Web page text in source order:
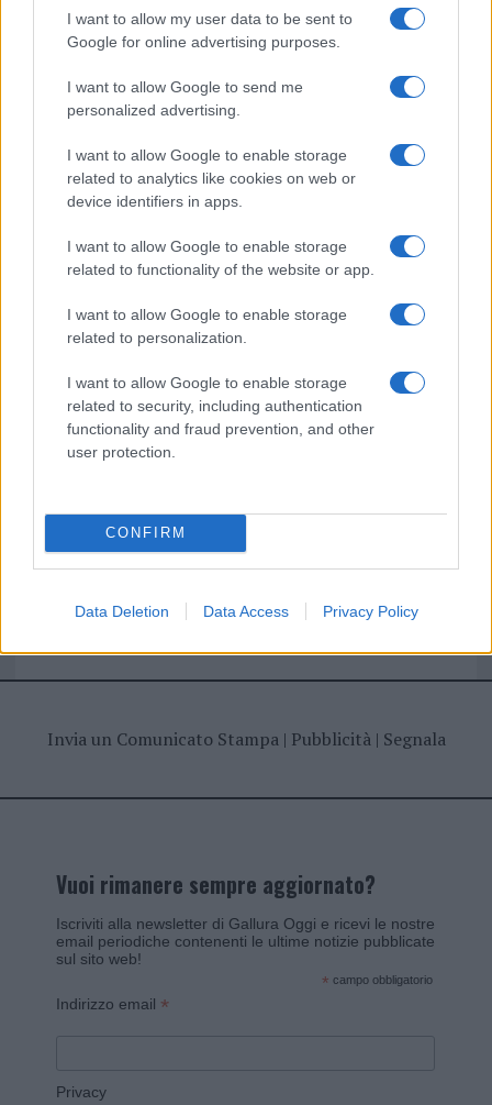
I want to allow my user data to be sent to
Google for online advertising purposes.
I want to allow Google to send me
personalized advertising.
I want to allow Google to enable storage
related to analytics like cookies on web or
device identifiers in apps.
I want to allow Google to enable storage
related to functionality of the website or app.
I want to allow Google to enable storage
related to personalization.
I want to allow Google to enable storage
related to security, including authentication
functionality and fraud prevention, and other
user protection.
CONFIRM
Data Deletion Data Access Privacy Policy
Paolo Pinna
Martina Agostina Diturco
I nostri cari
I nostri cari
Giovannimaria Cabras
Invia un Comunicato Stampa| Pubblicità| Segnala
Vuoi rimanere sempre aggiornato?
Iscriviti alla newsletter di Gallura Oggi e ricevi le nostre
email periodiche contenenti le ultime notizie pubblicate
sul sito web!
* campo obbligatorio
Indirizzo email *
Privacy